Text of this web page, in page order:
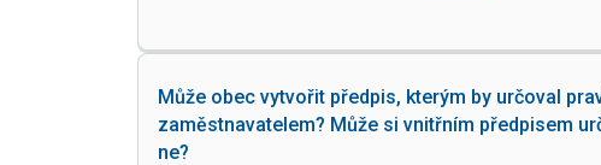
Může obec vytvořit předpis, kterým by určoval
zaměstnavatelem? Může si vnitřním předpisem
ne?